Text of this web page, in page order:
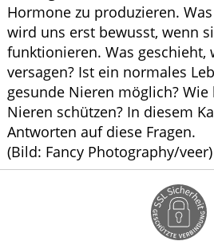
Hormone zu produzieren.
wird uns erst bewusst, wenn
funktionieren. Was geschieht,
versagen? Ist ein normales
gesunde Nieren möglich?
Nieren schützen? In diesem
Antworten auf diese Fragen.
(Bild: Fancy Photography/veer)